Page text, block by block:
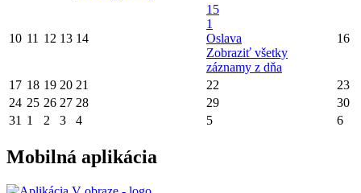
10 11 12 13 14
15
1
Oslava
Zobraziť všetky
záznamy z dňa
16
17 18 19 20 21 22
23
24 25 26 27 28 29
30
31 1 2 3 4 5 6
Mobilná aplikácia